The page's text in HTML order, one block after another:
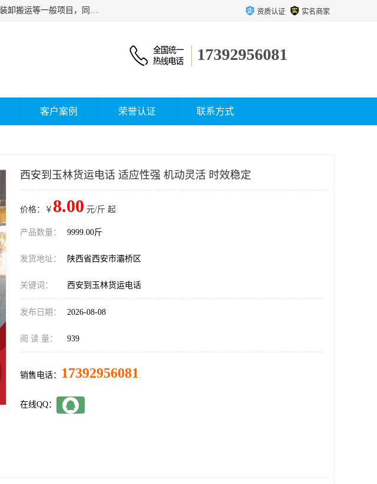
西安福鸿祥物流有限公司成立于2021年，位于陕西省西安市灞桥区，公司主要从事国内货物运输代理、装卸搬运等一般项目，同时具备道路货物运输（不含危险货物）的许可资质。凭借专业的物流服务和*的运输能力，公司致力于为客户提供安全、可靠的物流解决方案，满足多样化的运输需求，助力企业*运营。 资质认证 实名商家
17392956081
客户案例 荣誉认证 联系方式
西安到玉林货运电话 适应性强 机动灵活 时效稳定
价格：￥ 8.00 元/斤 起
产品数量： 9999.00斤
发货地址： 陕西省西安市灞桥区
关键词： 西安到玉林货运电话
发布日期： 2026-08-08
阅 读 量： 939
销售电话： 17392956081
在线QQ：